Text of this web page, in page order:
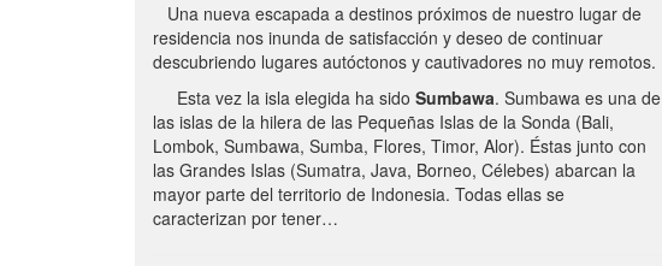
Una nueva escapada a destinos próximos de nuestro lugar de
residencia nos inunda de satisfacción y deseo de continuar
descubriendo lugares autóctonos y cautivadores no muy remotos.
Esta vez la isla elegida ha sido Sumbawa. Sumbawa es una de
las islas de la hilera de las Pequeñas Islas de la Sonda (Bali,
Lombok, Sumbawa, Sumba, Flores, Timor, Alor). Éstas junto con
las Grandes Islas (Sumatra, Java, Borneo, Célebes) abarcan la
mayor parte del territorio de Indonesia. Todas ellas se
caracterizan por tener…